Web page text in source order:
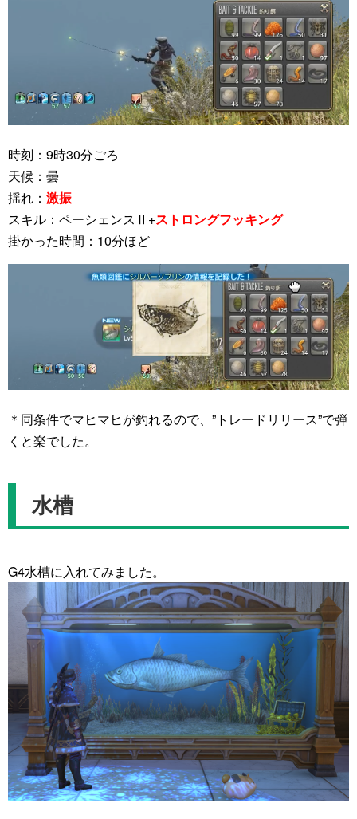
時刻：9時30分ごろ
天候：曇
揺れ： 激振
スキル：ペーシェンスⅡ+ストロングフッキング
掛かった時間：10分ほど
＊同条件でマヒマヒが釣れるので、”トレードリリース”で弾
くと楽でした。
水槽
G4水槽に入れてみました。